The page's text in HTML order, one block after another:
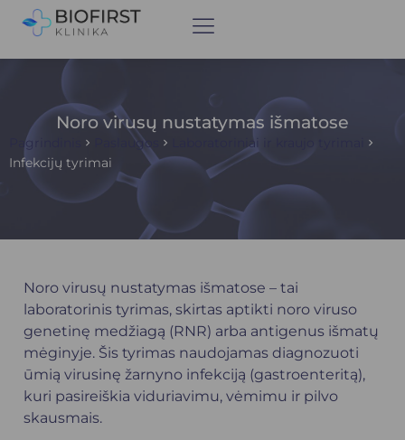
Noro virusų nustatymas išmatose
Pagrindinis Paslaugos
Laboratoriniai ir kraujo tyrimai
Infekcijų tyrimai
Noro virusų nustatymas išmatose – tai
laboratorinis tyrimas, skirtas aptikti noro viruso
genetinę medžiagą (RNR) arba antigenus išmatų
mėginyje. Šis tyrimas naudojamas diagnozuoti
ūmią virusinę žarnyno infekciją (gastroenteritą),
kuri pasireiškia viduriavimu, vėmimu ir pilvo
skausmais.